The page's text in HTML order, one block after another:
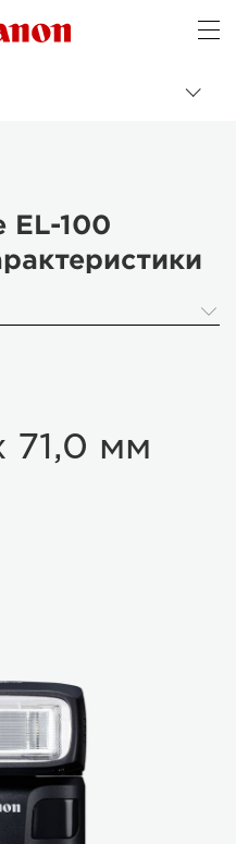
Canon Logo, back
EL-100
71,0 мм